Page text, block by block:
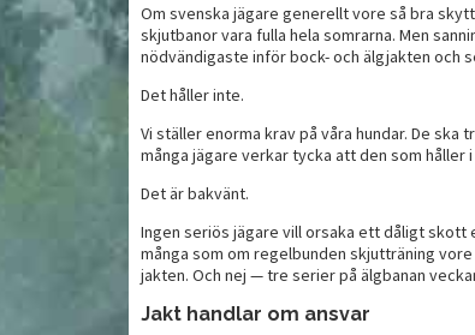
Om svenska jägare generellt vore så bra
skjutbanor vara fulla hela somrarna. Men
nödvändigaste inför bock- och älgjakten och
Det håller inte.
Vi ställer enorma krav på våra hundar. De
många jägare verkar tycka att den som håller
Det är bakvänt.
Ingen seriös jägare vill orsaka ett dåligt
många som om regelbunden skjutträning
jakten. Och nej — tre serier på älgbanan
Jakt handlar om ansvar